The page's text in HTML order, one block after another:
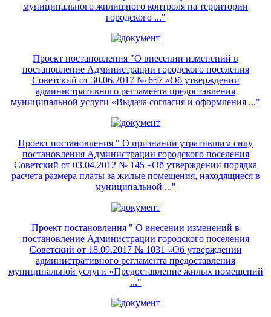
муниципального жилищного контроля на территории
городского ..."
Проект постановления "О внесении изменений в
постановление Администрации городского поселения
Советский от 30.06.2017 № 657 «Об утверждении
административного регламента предоставления
муниципальной услуги «Выдача согласия и оформления ..."
Проект постановления " О признании утратившим силу
постановления Администрации городского поселения
Советский от 03.04.2012 № 145 «Об утверждении порядка
расчета размера платы за жилые помещения, находящиеся в
муниципальной ..."
Проект постановления " О внесении изменений в
постановление Администрации городского поселения
Советский от 18.09.2017 № 1031 «Об утверждении
административного регламента предоставления
муниципальной услуги «Предоставление жилых помещений
..."